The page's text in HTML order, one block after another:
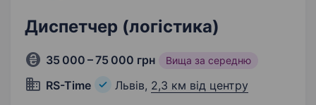
Диспетчер (логістика)
35 000 – 75 000 грн Вища за середню
RS-Time Львів, 2,3 км від центру